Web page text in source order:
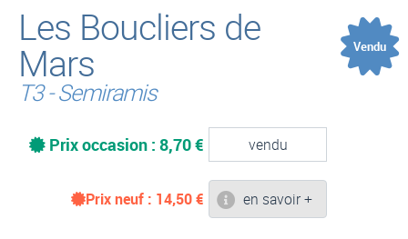
Les Boucliers de
Mars
T3 - Semiramis
Vendu
Prix occasion : 8,70 € vendu
Prix neuf : 14,50€ en savoir +